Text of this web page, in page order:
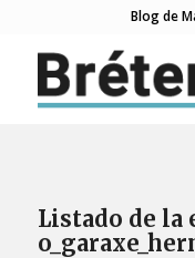
Blog de
Listado de la